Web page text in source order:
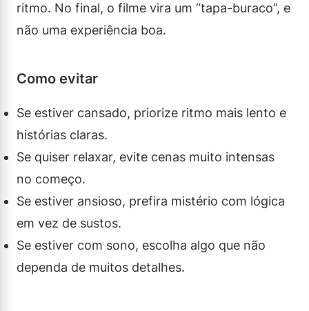
ritmo. No final, o filme vira um “tapa-buraco”, e
não uma experiência boa.
Como evitar
Se estiver cansado, priorize ritmo mais lento e
histórias claras.
Se quiser relaxar, evite cenas muito intensas
no começo.
Se estiver ansioso, prefira mistério com lógica
em vez de sustos.
Se estiver com sono, escolha algo que não
dependa de muitos detalhes.